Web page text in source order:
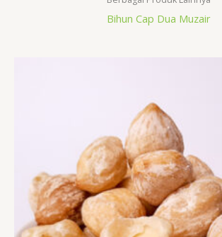
Bihun Cap Dua Muzair